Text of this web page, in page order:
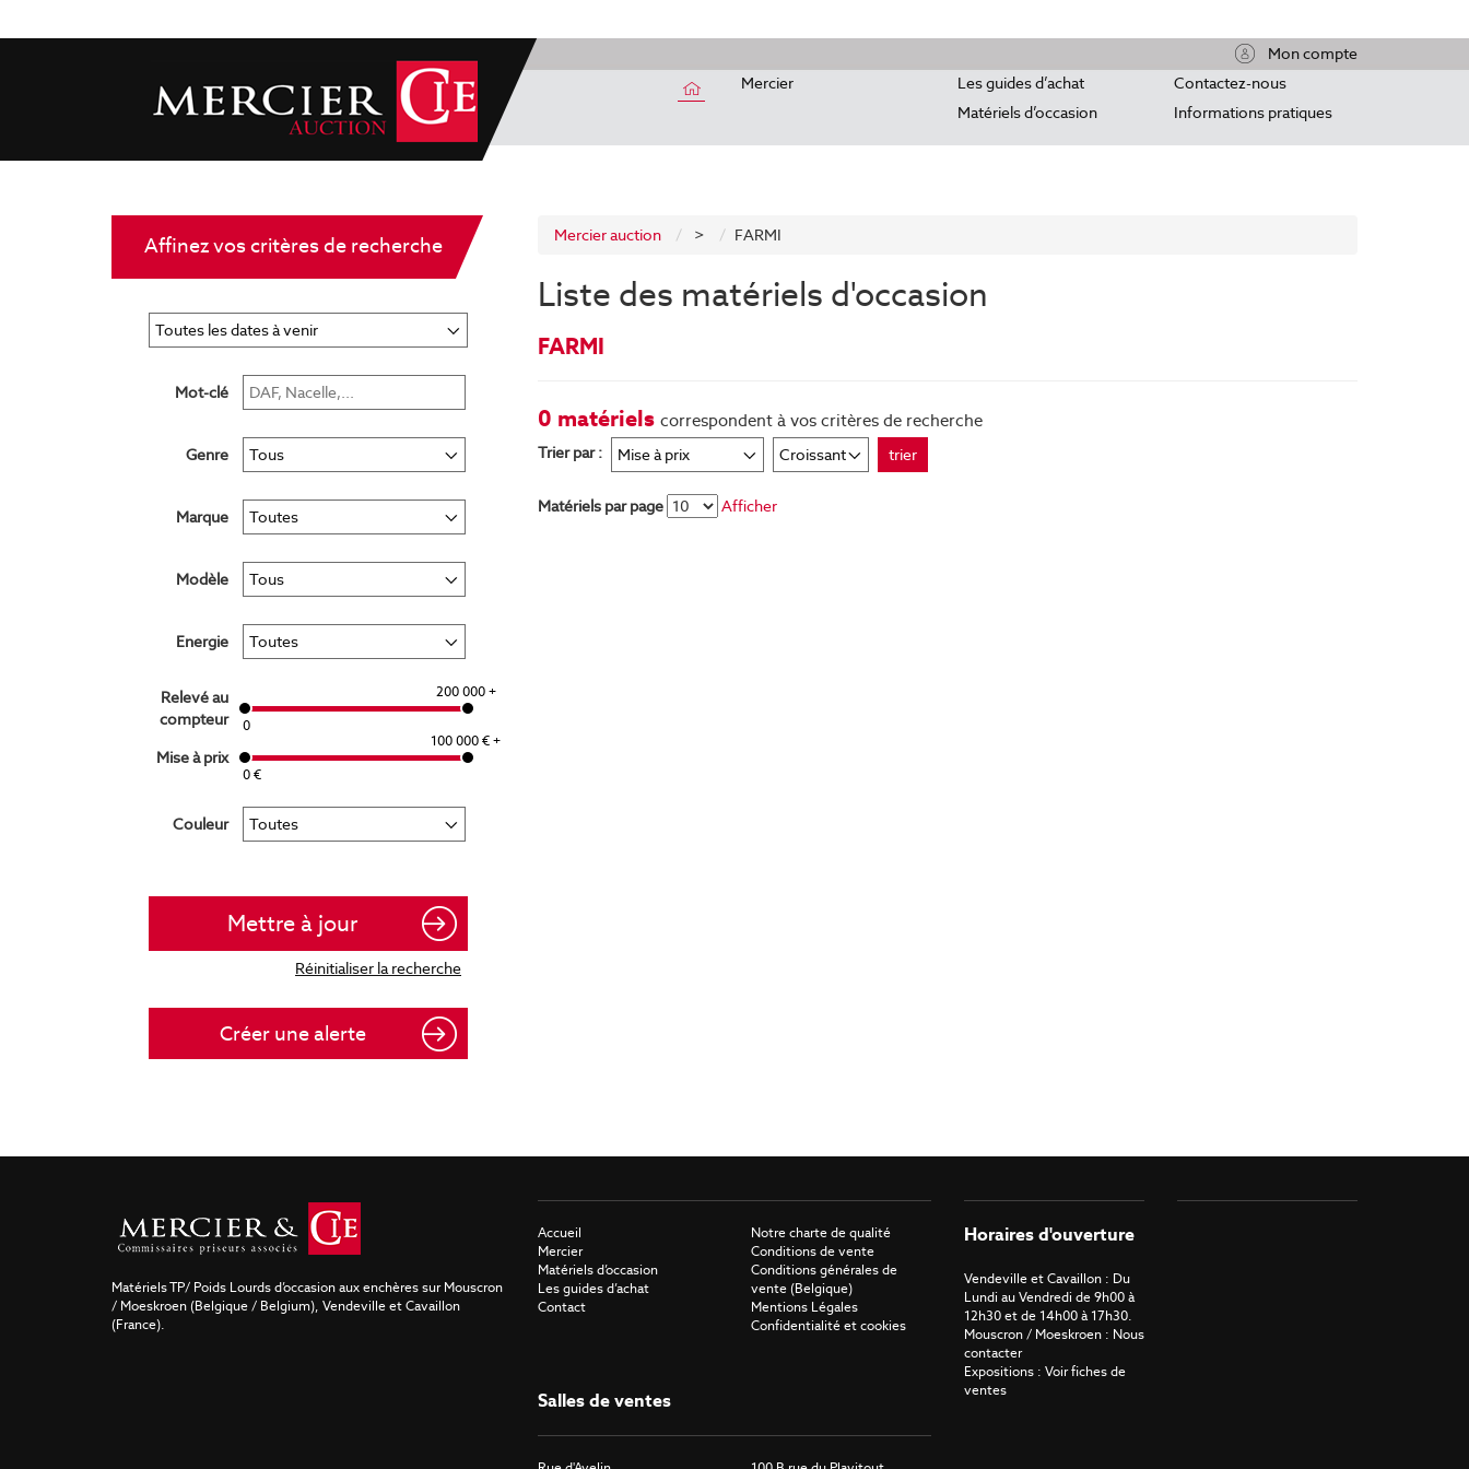
Mon compte
Mercier
Les guides d’achat
Contactez-nous
Matériels d’occasion
Informations pratiques
Affinez vos critères de recherche
Mot-clé
Genre
Marque
Modèle
Energie
Relevé au
compteur
0
200 000 +
Mise à prix
0 €
100 000 € +
Couleur
Créer une alerte
Mercier auction > FARMI
Liste des matériels d'occasion
FARMI
0 matériels correspondent à vos critères de recherche
Trier par : trier
Matériels par page Afficher
Matériels TP/ Poids Lourds d’occasion aux enchères sur Mouscron
/ Moeskroen (Belgique / Belgium), Vendeville et Cavaillon
(France).
Accueil
Mercier
Matériels d’occasion
Les guides d’achat
Contact
Notre charte de qualité
Conditions de vente
Conditions générales de
vente (Belgique)
Mentions Légales
Confidentialité et cookies
Salles de ventes
Horaires d'ouverture
Vendeville et Cavaillon : Du
Lundi au Vendredi de 9h00 à
12h30 et de 14h00 à 17h30.
Mouscron / Moeskroen : Nous
contacter
Expositions : Voir fiches de
ventes